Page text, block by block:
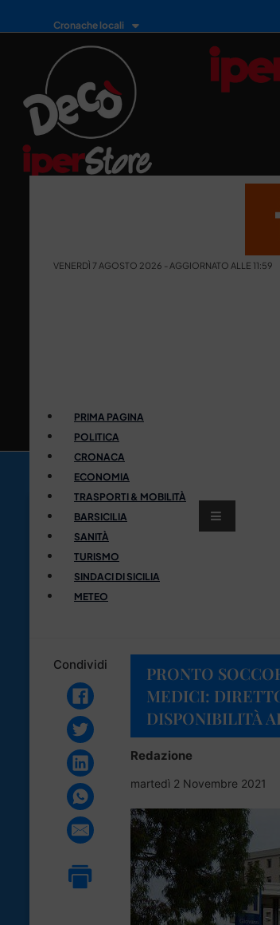
Cronache locali
VENERDÌ 7 AGOSTO 2026 - AGGIORNATO ALLE 11:59
PRIMA PAGINA
POLITICA
CRONACA
ECONOMIA
TRASPORTI & MOBILITÀ
BARSICILIA
SANITÀ
TURISMO
SINDACI DI SICILIA
METEO
Condividi
PRONTO
MEDICI:
DISPONIBILITÀ
Redazione
martedì 2 Novembre 2021